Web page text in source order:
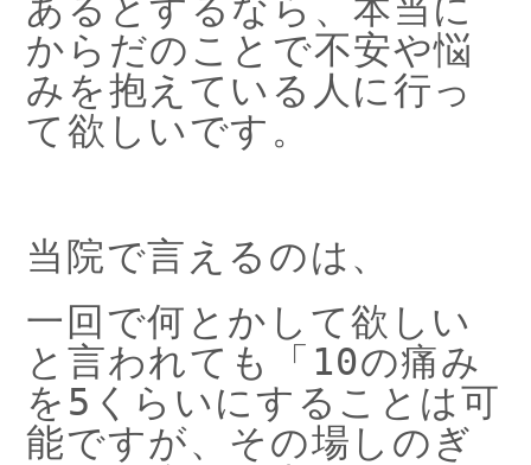
あるとするなら、本当に
からだのことで不安や悩
みを抱えている人に行っ
て欲しいです。
当院で言えるのは、
一回で何とかして欲しい
と言われても「10の痛み
を5くらいにすることは可
能ですが、その場しのぎ